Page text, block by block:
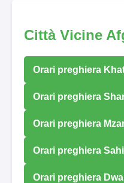
Città Vicine
Orari preghiera
Orari preghiera
Orari preghiera
Orari preghiera
Orari preghiera